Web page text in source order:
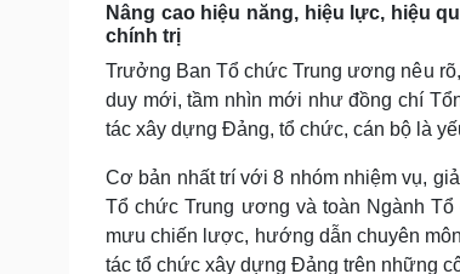
Nâng cao hiệu năng, hiệu lực, hiệu
chính trị
Trưởng Ban Tổ chức Trung ương nêu
duy mới, tầm nhìn mới như đồng chí
tác xây dựng Đảng, tổ chức, cán bộ là
Cơ bản nhất trí với 8 nhóm nhiệm vụ,
Tổ chức Trung ương và toàn Ngành
mưu chiến lược, hướng dẫn chuyên
tác tổ chức xây dựng Đảng trên những